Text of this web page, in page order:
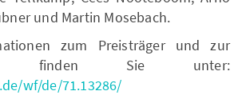
und Martin Mosebach.
zum Preisträger und zur
finden Sie unter:
wf/de/71.13286/